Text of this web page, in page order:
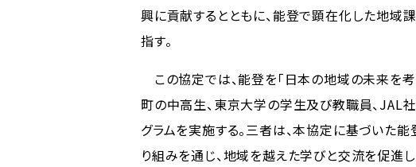
興に貢献するとともに、能登で顕在化した地域
指す。
この協定では、能登を「日本の地域の未来を
町の中高生、東京大学の学生及び教職員、JAL
グラムを実施する。三者は、本協定に基づい
り組みを通じ、地域を越えた学びと交流を促進